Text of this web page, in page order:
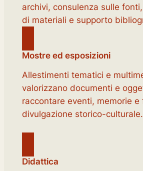
archivi, consulenza sulle
di materiali e supporto
Mostre ed esposizioni
Allestimenti tematici e
valorizzano documenti e
raccontare eventi, memorie e
divulgazione storico-culturale.
Didattica